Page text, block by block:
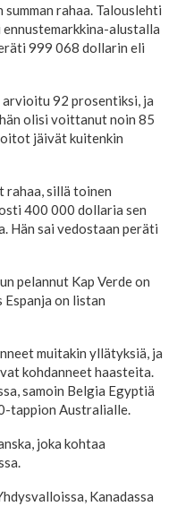
rahaa. Talouslehti
alustalla
999 068 dollarin eli
92 prosentiksi, ja
olisi voittanut noin 85
jäivät kuitenkin
rahaa, sillä toinen
400 000 dollaria sen
Hän sai vedostaan peräti
pelannut Kap Verde on
Espanja on listan
muitakin yllätyksiä, ja
kohdanneet haasteita.
samoin Belgia Egyptiä
tappion Australialle.
joka kohtaa
Kanadassa